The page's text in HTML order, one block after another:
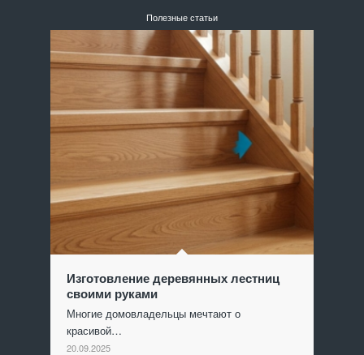
Полезные статьи
Изготовление деревянных лестниц
своими руками
Многие домовладельцы мечтают о
красивой…
20.09.2025